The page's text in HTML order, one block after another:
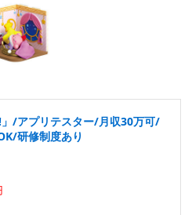
」/アプリテスター/月収30万可/
研修制度あり